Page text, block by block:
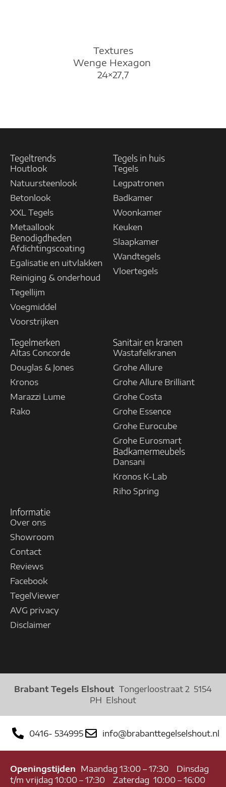
Textures
Wenge Hexagon
24×27,7
Tegeltrends
Houtlook
Natuursteenlook
Betonlook
XXL Tegels
Metaallook
Benodigdheden
Afdichtingscoating
Egalisatie en uitvlakken
Reiniging & onderhoud
Tegellijm
Voegmiddel
Voorstrijken
Tegels in huis
Tegels
Legpatronen
Badkamer
Woonkamer
Keuken
Slaapkamer
Wandtegels
Vloertegels
Tegelmerken
Altas Concorde
Douglas & Jones
Kronos
Marazzi Lume
Rako
Sanitair en kranen
Wastafelkranen
Grohe Allure
Grohe Allure Brilliant
Grohe Costa
Grohe Essence
Grohe Eurocube
Grohe Eurosmart
Badkamermeubels
Dansani
Kronos K-Lab
Riho Spring
Informatie
Over ons
Showroom
Contact
Reviews
Facebook
TegelViewer
AVG privacy
Disclaimer
Brabant Tegels Elshout Tongerloostraat 2 5154
PH Elshout
0416- 534995 info@brabanttegelselshout.nl
Openingstijden Maandag 13:00 – 17:30 Dinsdag
t/m vrijdag 10:00 – 17:30 Zaterdag 10:00 – 16:00